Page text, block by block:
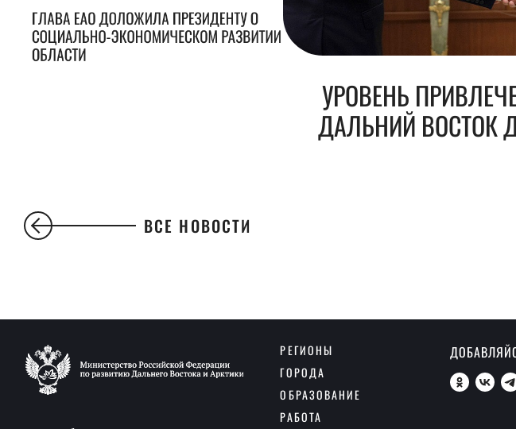
ГЛАВА ЕАО ДОЛОЖИЛА ПРЕЗИДЕНТУ О
СОЦИАЛЬНО-ЭКОНОМИЧЕСКОМ РАЗВИТИИ
ОБЛАСТИ
УРОВЕНЬ
ДАЛЬНИЙ ВОСТОК
ВСЕ НОВОСТИ
РЕГИОНЫ
ГОРОДА
ОБРАЗОВАНИЕ
РАБОТА